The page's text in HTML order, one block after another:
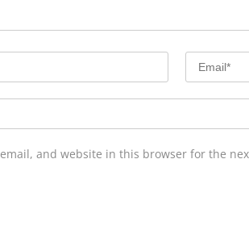
email, and website in this browser for the